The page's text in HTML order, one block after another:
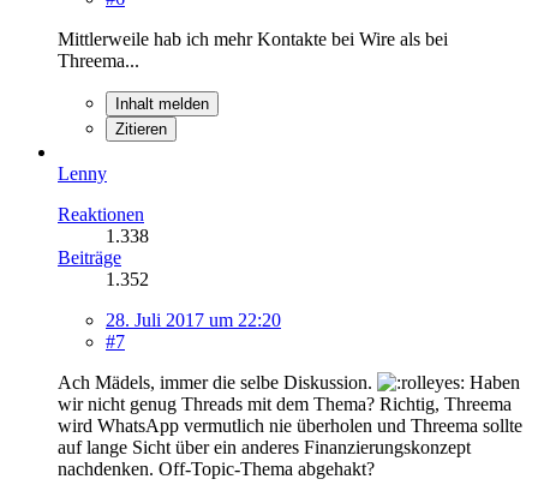
Mittlerweile hab ich mehr Kontakte bei Wire als bei
Threema...
Inhalt melden
Zitieren
Lenny
Reaktionen
1.338
Beiträge
1.352
28. Juli 2017 um 22:20
#7
Ach Mädels, immer die selbe Diskussion.
Haben
wir nicht genug Threads mit dem Thema? Richtig, Threema
wird WhatsApp vermutlich nie überholen und Threema sollte
auf lange Sicht über ein anderes Finanzierungskonzept
nachdenken. Off-Topic-Thema abgehakt?